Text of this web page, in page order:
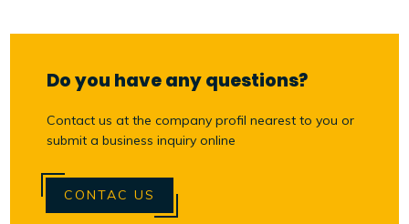
Do you have any questions?
Contact us at the company profil nearest to you or
submit a business inquiry online
CONTAC US